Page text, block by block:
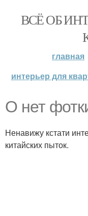
ВСЁ ОБ
главная
интерьер для
О нет
Ненавижу кстати
китайских пыток.